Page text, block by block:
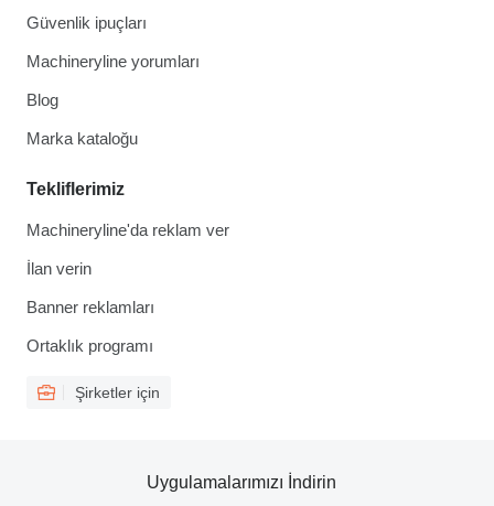
Güvenlik ipuçları
Machineryline yorumları
Blog
Marka kataloğu
Tekliflerimiz
Machineryline'da reklam ver
İlan verin
Banner reklamları
Ortaklık programı
Şirketler için
Uygulamalarımızı İndirin